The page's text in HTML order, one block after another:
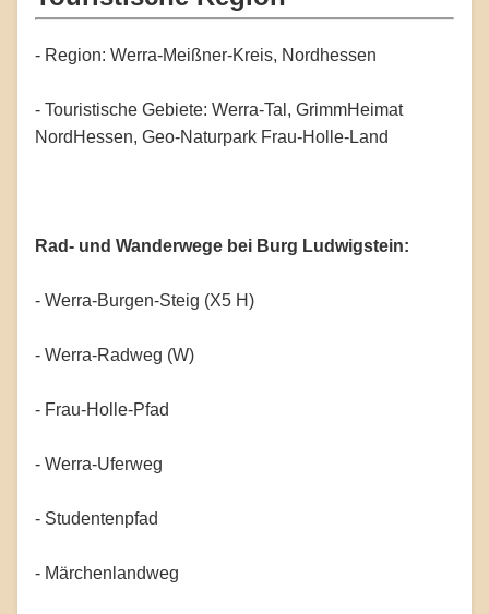
- Region: Werra-Meißner-Kreis, Nordhessen
- Touristische Gebiete: Werra-Tal, GrimmHeimat
NordHessen, Geo-Naturpark Frau-Holle-Land
Rad- und Wanderwege bei Burg Ludwigstein:
- Werra-Burgen-Steig (X5 H)
- Werra-Radweg (W)
- Frau-Holle-Pfad
- Werra-Uferweg
- Studentenpfad
- Märchenlandweg